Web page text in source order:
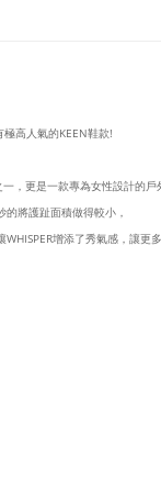
高人氣的KEEN鞋款!
， 更是一款專為女性設計的戶
的將護趾面積做得較小，
增添了秀氣感，讓更